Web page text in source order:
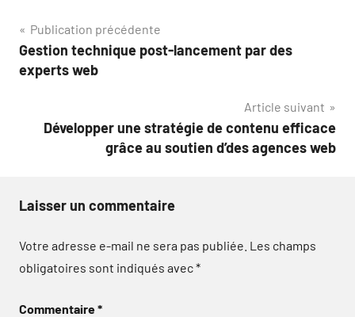
Navigation
de
Publication précédente
Gestion technique post-lancement par des
experts web
Article suivant
Développer une stratégie de contenu efficace
grâce au soutien d’des agences web
Laisser un commentaire
Votre adresse e-mail ne sera pas publiée. Les champs
obligatoires sont indiqués avec*
Commentaire*